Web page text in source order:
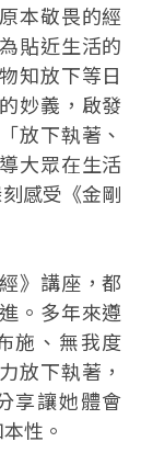
本敬畏的經
貼近生活的
知放下等日
妙義，啟發
放下執著、
大眾在生活
感受《金剛
》講座，都
。多年來遵
施、無我度
放下執著，
享讓她體會
性。